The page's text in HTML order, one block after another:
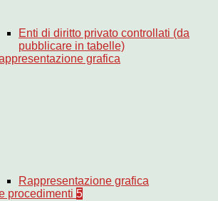
Enti di diritto privato controllati (da
pubblicare in tabelle)
grafica
Rappresentazione grafica
procedimenti 5